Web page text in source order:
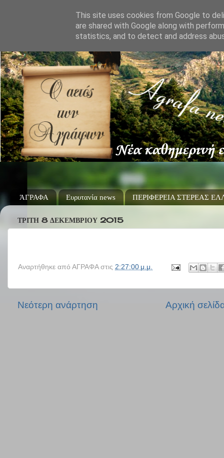
ΆΓΡΑΦΑ Ευρυτανία news ΠΕΡΙΦΕΡΕΙΑ ΣΤΕΡΕΑΣ
ΤΡΊΤΗ 8 ΔΕΚΕΜΒΡΊΟΥ 2015
Αναρτήθηκε από ΑΓΡΑΦΑ στις 2:27:00 μ.μ.
Νεότερη ανάρτηση Αρχική
This site uses cookies from Google to
are shared with Google along with
statistics, and to detect and address